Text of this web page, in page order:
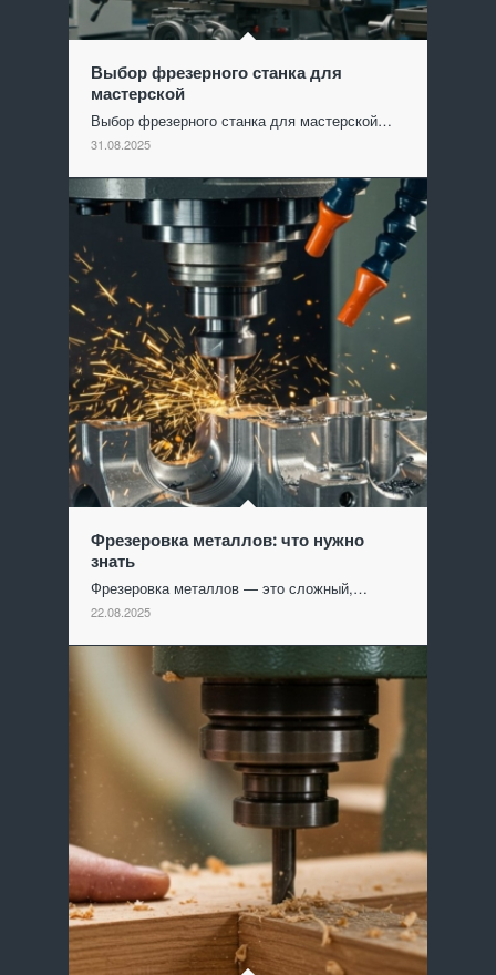
Выбор фрезерного станка для
мастерской
Выбор фрезерного станка для мастерской…
31.08.2025
Фрезеровка металлов: что нужно
знать
Фрезеровка металлов — это сложный,…
22.08.2025